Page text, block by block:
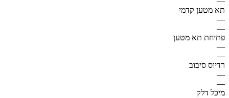
תא מטען קדמי
—
—
פתיחת תא מטען
—
—
רדיוס סיבוב
—
—
מיכל דלק